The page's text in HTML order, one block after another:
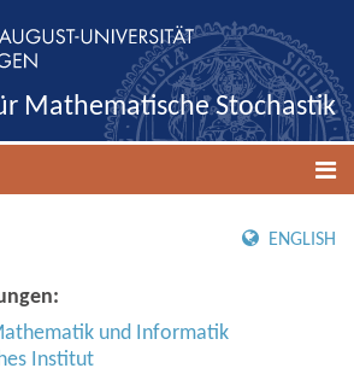
Mathematische Stochastik
ENGLISH
und Informatik
Institut